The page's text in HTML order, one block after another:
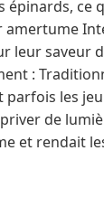
épinards, ce
leur saveur
:
les
de
et rendait